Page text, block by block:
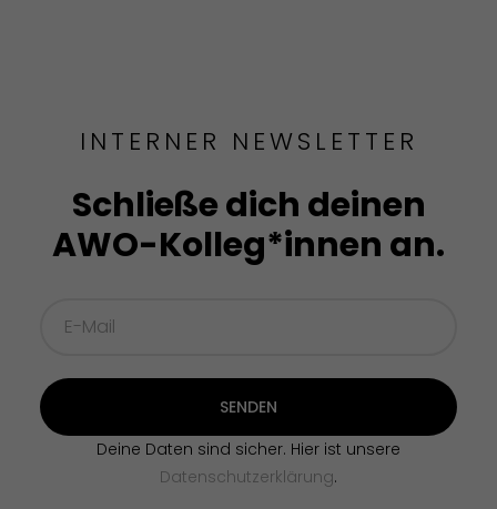
INTERNER NEWSLETTER
Schließe dich deinen
AWO-Kolleg*innen an.
SENDEN
Deine Daten sind sicher. Hier ist unsere
Datenschutzerklärung.